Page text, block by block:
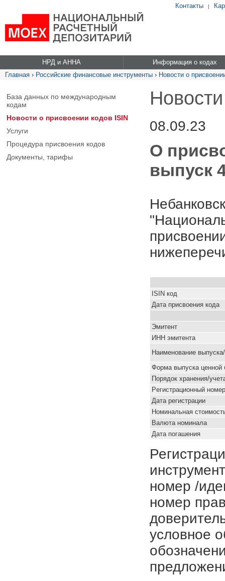
Контакты |
НРД и АННА
Информация о кодах
Главная › Российские финансовые инструменты › Новости о
База данных по международным
кодам
Новости о присвоении кодов ISIN
Услуги
Процедура присвоения кодов
Документы, тарифы
08.09.23
О
выпуск
ISIN код
Дата присвоения кода
Эмитент
ИНН эмитента
Наименование
Форма выпуска ценной
Порядок хранения/
Pегистрационный номер
Дата регистрации
Номинальная
Валюта номинала
Дата погашения
номер /
номер
условное